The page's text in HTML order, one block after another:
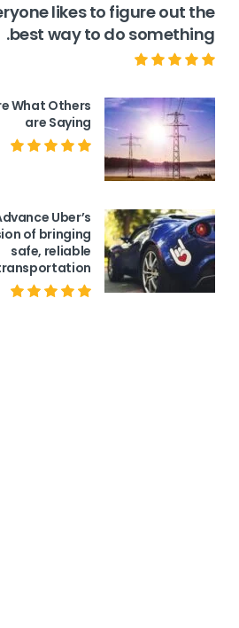
likes to figure out the
best way to do something.
What Others
are Saying
Uber’s
of bringing
safe, reliable